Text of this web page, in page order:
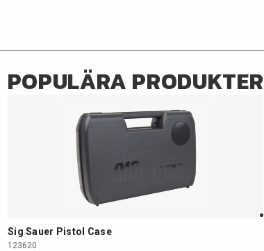
POPULÄRA PRODUKTER
Sig Sauer Pistol Case
123620